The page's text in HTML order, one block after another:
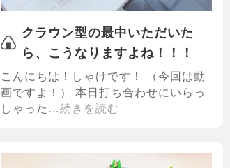
クラウン型の最中いただいた
ら、こうなりますよね！！！
こんにちは！しゃけです！ （今回は動
画ですよ！） 本日打ち合わせにいらっ
しゃった …続きを読む